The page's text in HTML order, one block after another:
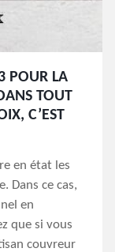
POUR LA
TOUT
C’EST
en état les
Dans ce cas,
en
que si vous
couvreur